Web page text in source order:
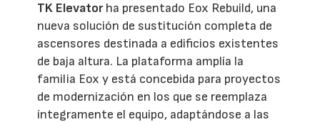
TK Elevatorha presentado Eox Rebuild, una
nueva solución de sustitución completa de
ascensores destinada a edificios existentes
de baja altura. La plataforma amplía la
familia Eox y está concebida para proyectos
de modernización en los que se reemplaza
íntegramente el equipo, adaptándose a las